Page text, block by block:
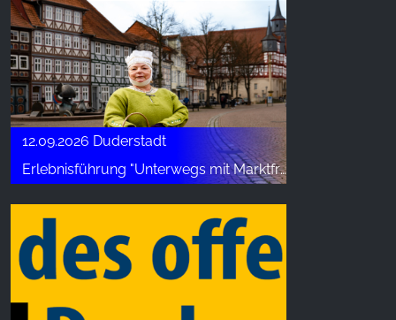
12.09.2026 Duderstadt
Erlebnisführung "Unterwegs mit Marktfrau Mariken"